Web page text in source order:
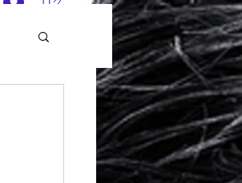
ログイン